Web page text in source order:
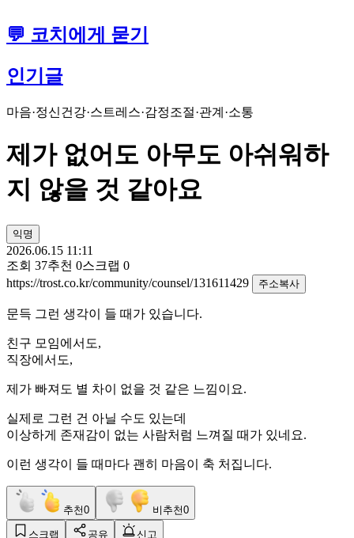
💬 코치에게 묻기
인기글
마음·정신건강·스트레스·감정조절·관계·소통
제가 없어도 아무도 아쉬워하
지 않을 것 같아요
익명
2026.06.15 11:11
조회 37추천 0스크랩 0
https://trost.co.kr/community/counsel/131611429
주소복사
문득 그런 생각이 들 때가 있습니다.
친구 모임에서도,
직장에서도,
제가 빠져도 별 차이 없을 것 같은 느낌이요.
실제로 그런 건 아닐 수도 있는데
이상하게 존재감이 없는 사람처럼 느껴질 때가 있네요.
이런 생각이 들 때마다 괜히 마음이 축 처집니다.
추천0 비추천0
스크랩 공유 신고